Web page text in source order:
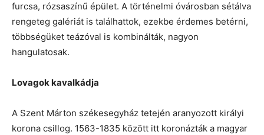
furcsa, rózsaszínű épület. A történelmi óvárosban sétálva
rengeteg galériát is találhattok, ezekbe érdemes betérni,
többségüket teázóval is kombinálták, nagyon
hangulatosak.
Lovagok kavalkádja
A Szent Márton székesegyház tetején aranyozott királyi
korona csillog. 1563-1835 között itt koronázták a magyar